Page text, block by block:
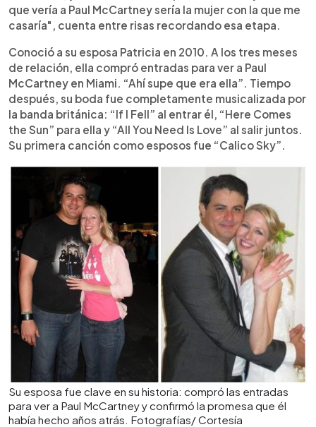
que vería a Paul McCartney sería la mujer con la que me
casaría", cuenta entre risas recordando esa etapa.
Conoció a su esposa Patricia en 2010. A los tres meses
de relación, ella compró entradas para ver a Paul
McCartney en Miami. “Ahí supe que era ella”. Tiempo
después, su boda fue completamente musicalizada por
la banda británica: “If I Fell” al entrar él, “Here Comes
the Sun” para ella y “All You Need Is Love” al salir juntos.
Su primera canción como esposos fue “Calico Sky”.
Su esposa fue clave en su historia: compró las entradas
para ver a Paul McCartney y confirmó la promesa que él
había hecho años atrás. Fotografías/ Cortesía